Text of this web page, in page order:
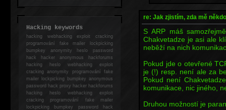
re: Jak zjistím, zda mě
S ARP máš
Chakvetadze je asi ale
neběží na nich
Pokud jde o otevřené
je (!) resp. není ale za
Pokud není
komunikace, nic jiného,
Druhou možností je
Hacking keywords
hackingwebhacking exploit cracking
programování fake mailer lockpicking
bumpkey anonymity heslo password
hackhacker anonymous hackforums
hackingheslo webhacking exploit
cracking anonymity programování fake
mailer lockpicking bumpkey anonymous
password hack proxy hacker hackforums
hacking heslo webhacking exploit
cracking programování fake mailer
lockpicking bumpkey password hack